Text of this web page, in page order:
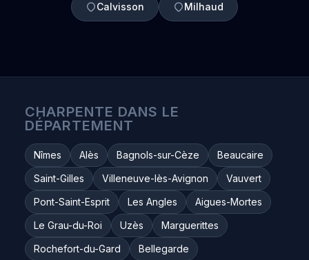
Calvisson Milhaud
CHARPENTE DANS LE
DÉPARTEMENT
Nîmes Alès Bagnols-sur-Cèze
Beaucaire
Saint-Gilles
Villeneuve-lès-Avignon
Vauvert
Pont-Saint-Esprit
Les Angles
Aigues-Mortes
Le Grau-du-Roi
Uzès
Marguerittes
Rochefort-du-Gard
Bellegarde